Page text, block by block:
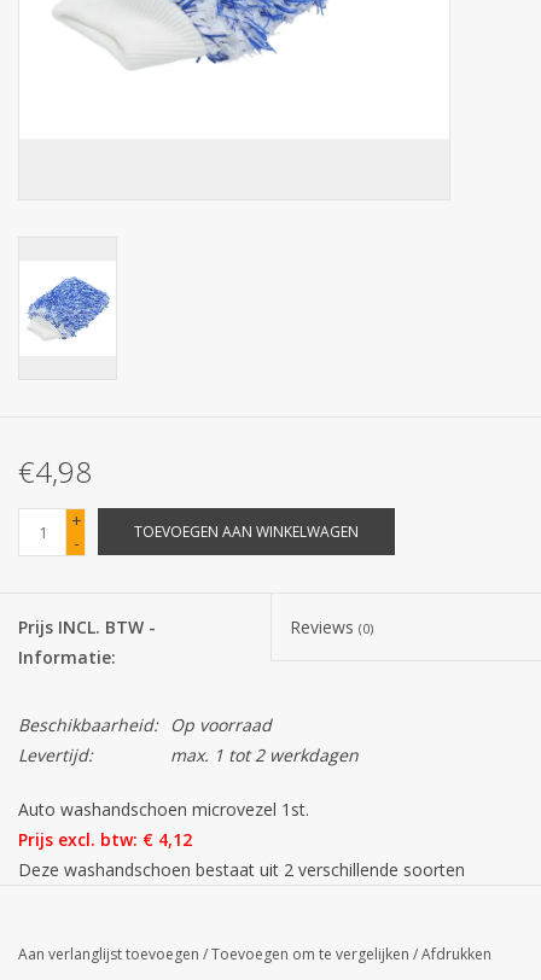
Kassarollen
Cleaning-producten
Verpakking
Kantoorbenodigdheden
Corona
Sinterklaassnoep
Carnavalssnoep
Merken
€4,98
+
-
TOEVOEGEN AAN WINKELWAGEN
Prijs INCL. BTW -
Informatie:
Reviews (0)
Beschikbaarheid:
Op voorraad
Levertijd:
max. 1 tot 2 werkdagen
Auto washandschoen microvezel 1st.
Prijs excl. btw: € 4,12
Deze washandschoen bestaat uit 2 verschillende soorten
beschadigen en het gelamineerde schuim in de handschoen
Aan verlanglijst toevoegen /Toevoegen om te vergelijken /Afdrukken